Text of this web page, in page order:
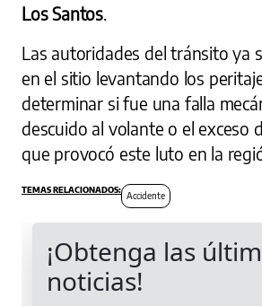
Los Santos.
Las autoridades del tránsito ya
en el sitio levantando los
determinar si fue una falla
descuido al volante o el exceso
que provocó este luto en la
Accidente